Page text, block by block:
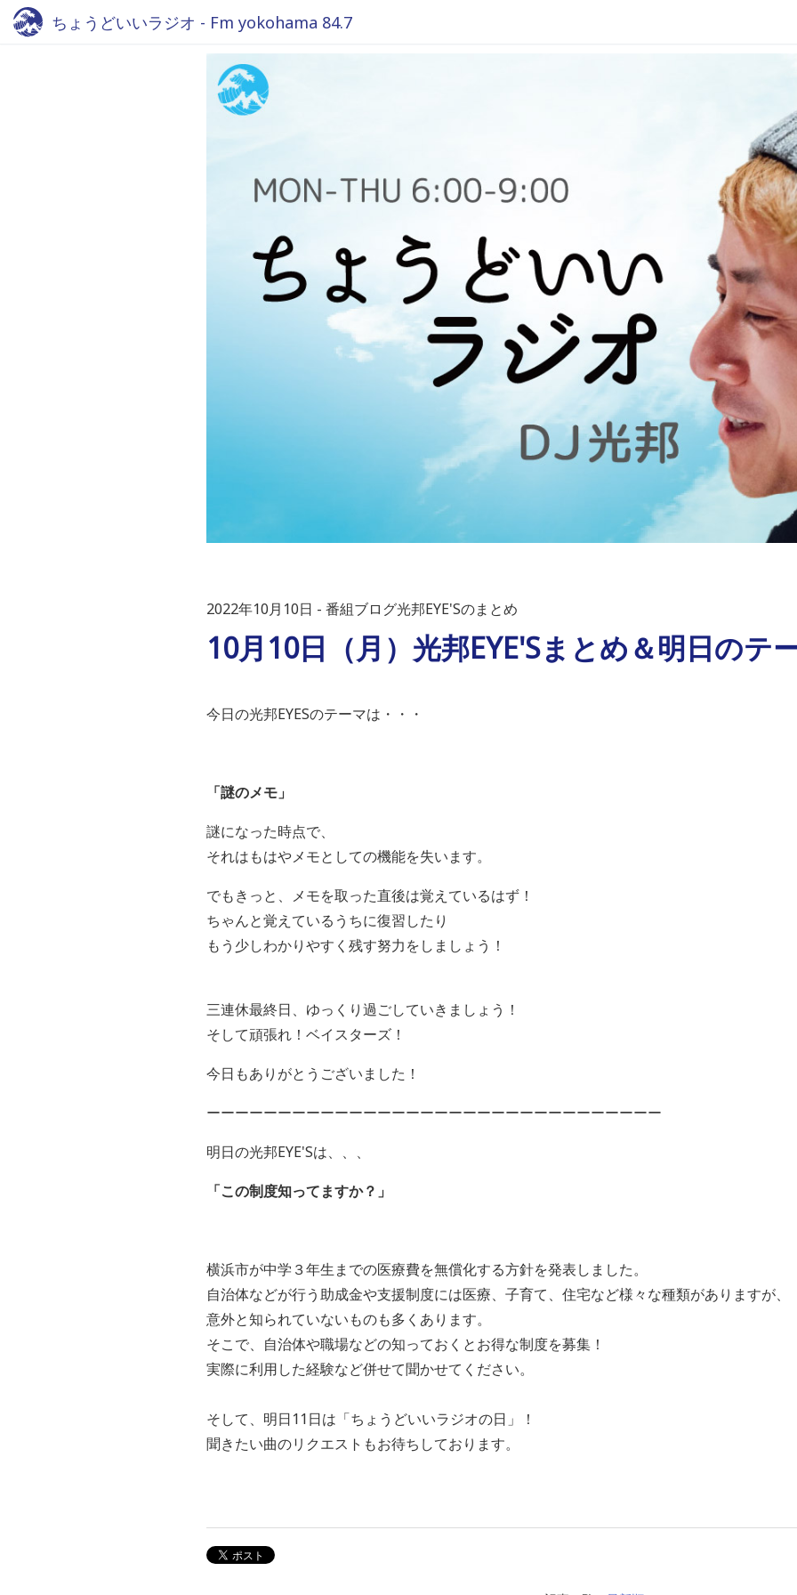
ちょうどいいラジオ - Fm yokohama 84.7
2022年10月10日 番組ブログ光邦EYE'Sのまとめ
10月10日（月）光邦EYE'Sまとめ＆明日のテ
今日の光邦EYESのテーマは・・・
「謎のメモ 」
謎になった時点で、
それはもはやメモとしての機能を失います。
でもきっと、メモを取った直後は覚えているはず！
ちゃんと覚えているうちに復習したり
もう少しわかりやすく残す努力をしましょう！
三連休最終日、ゆっくり過ごしていきましょう！
そして頑張れ！ベイスターズ！
今日もありがとうございました！
ーーーーーーーーーーーーーーーーーーーーーーーーーーーーーーーー
明日の光邦EYE'Sは、、、
「この制度知ってますか？」
横浜市が中学３年生までの医療費を無償化する方針を発表しました。
自治体などが行う助成金や支援制度には医療、子育て、住宅など様々な種類がありますが、
意外と知られていないものも多くあります。
そこで、自治体や職場などの知っておくとお得な制度を募集！
実際に利用した経験など併せて聞かせてください。
そして、明日11日は「ちょうどいいラジオの日」！
聞きたい曲のリクエストもお待ちしております。